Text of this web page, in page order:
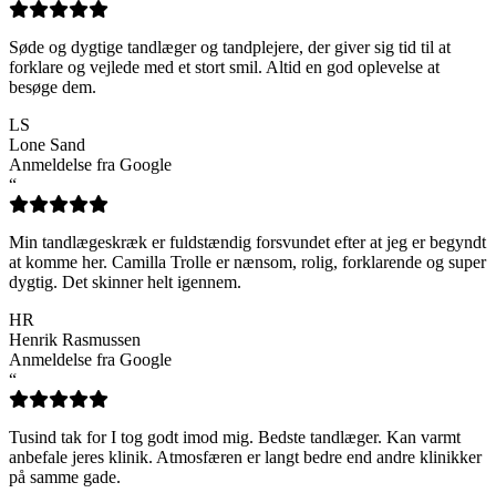
Søde og dygtige tandlæger og tandplejere, der giver sig tid til at
forklare og vejlede med et stort smil. Altid en god oplevelse at
besøge dem.
LS
Lone Sand
Anmeldelse fra Google
“
Min tandlægeskræk er fuldstændig forsvundet efter at jeg er begyndt
at komme her. Camilla Trolle er nænsom, rolig, forklarende og super
dygtig. Det skinner helt igennem.
HR
Henrik Rasmussen
Anmeldelse fra Google
“
Tusind tak for I tog godt imod mig. Bedste tandlæger. Kan varmt
anbefale jeres klinik. Atmosfæren er langt bedre end andre klinikker
på samme gade.